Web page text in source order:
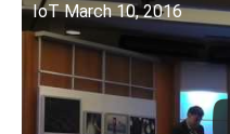
IoT March 10, 2016